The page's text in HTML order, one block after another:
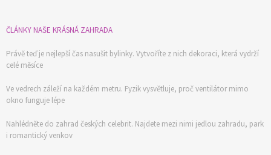
ČLÁNKY NAŠE KRÁSNÁ ZAHRADA
Právě teď je nejlepší čas nasušit bylinky. Vytvoříte z nich dekoraci, která vydrží
celé měsíce
Ve vedrech záleží na každém metru. Fyzik vysvětluje, proč ventilátor mimo
okno funguje lépe
Nahlédněte do zahrad českých celebrit. Najdete mezi nimi jedlou zahradu, park
i romantický venkov